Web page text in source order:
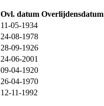
Ovl. datum Overlijdensdatum
11-05-1934
24-08-1978
28-09-1926
24-06-2001
09-04-1920
26-04-1970
12-11-1992